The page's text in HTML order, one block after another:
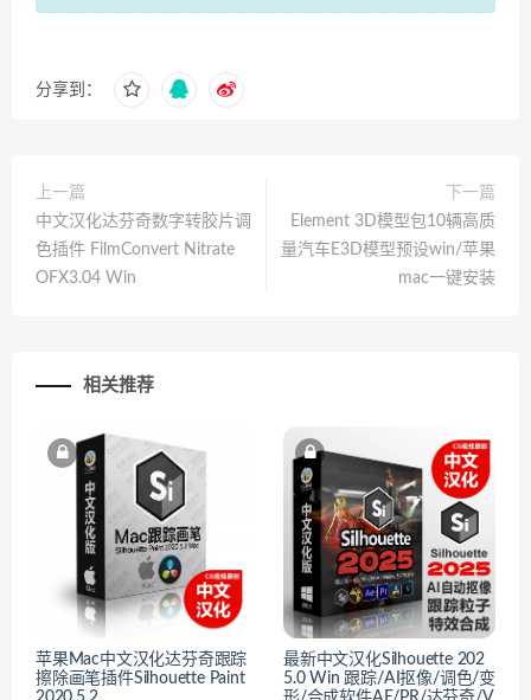
分享到：
上一篇
中文汉化达芬奇数字转胶片调
色插件 FilmConvert Nitrate
OFX3.04 Win
下一篇
Element 3D模型包10辆高质
量汽车E3D模型预设win/苹果
mac一键安装
相关推荐
苹果Mac中文汉化达芬奇跟踪
擦除画笔插件Silhouette Paint
最新中文汉化Silhouette 202
5.0 Win 跟踪/AI抠像/调色/变